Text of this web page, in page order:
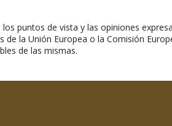
puntos de vista y las opiniones
la Unión Europea o la Comisión
de las mismas.